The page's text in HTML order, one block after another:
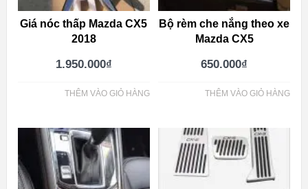
Giá nóc thấp Mazda CX5
2018
1.950.000₫
THÊM VÀO GIỎ HÀNG
Bộ rèm che nắng theo xe
Mazda CX5
650.000₫
THÊM VÀO GIỎ HÀNG